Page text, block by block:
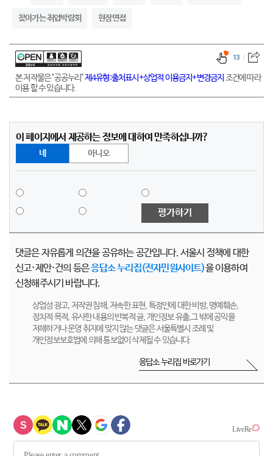
찾아가는 취업박람회 현장면접
본 저작물은 "공공누리"제4유형:출처표시+상업적 이용금지+변경금지 조건에 따라
이용 할 수 있습니다.
13
이 페이지에서 제공하는 정보에 대하여 만족하십니까?
네 아니오
평가하기
댓글은 자유롭게 의견을 공유하는 공간입니다. 서울시 정책에 대한
신고·제안·건의 등은응답소 누리집(전자민원사이트)을 이용하여
신청해주시기 바랍니다.
상업성 광고, 저작권 침해, 저속한 표현, 특정인에 대한 비방, 명예훼손,
정치적 목적, 유사한 내용의 반복적 글, 개인정보 유출,그 밖에 공익을
저해하거나 운영 취지에 맞지 않는 댓글은 서울특별시 조례 및
개인정보보호법에 의해 통보없이 삭제될 수 있습니다.
응답소 누리집 바로가기